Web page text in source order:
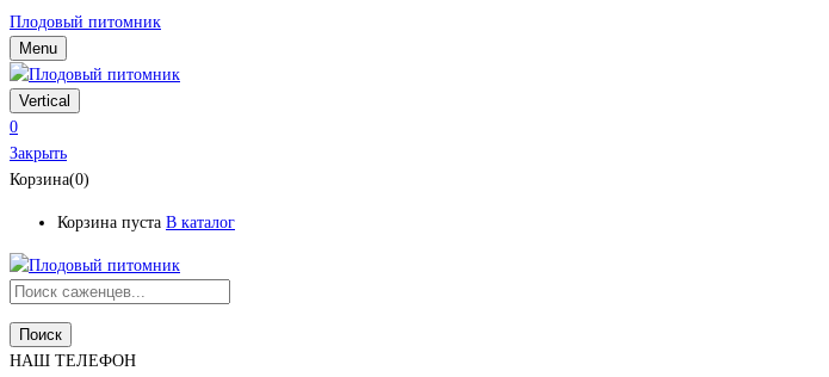
Плодовый питомник
Menu
Vertical
0
Закрыть
Корзина(0)
Корзина пуста В каталог
Поиск
НАШ ТЕЛЕФОН